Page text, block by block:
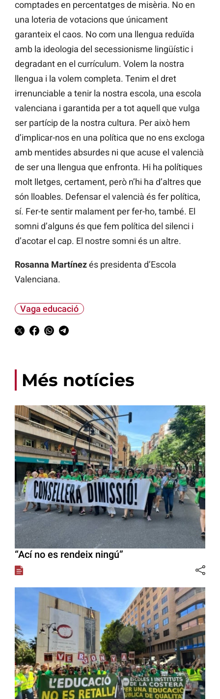
comptades en percentatges de misèria. No en
una loteria de votacions que únicament
garanteix el caos. No com una llengua reduïda
amb la ideologia del secessionisme lingüístic i
degradant en el currículum. Volem la nostra
llengua i la volem completa. Tenim el dret
irrenunciable a tenir la nostra escola, una escola
valenciana i garantida per a tot aquell que vulga
ser partícip de la nostra cultura. Per això hem
d’implicar-nos en una política que no ens excloga
amb mentides absurdes ni que acuse el valencià
de ser una llengua que enfronta. Hi ha polítiques
molt lletges, certament, però n’hi ha d’altres que
són lloables. Defensar el valencià és fer política,
sí. Fer-te sentir malament per fer-ho, també. El
somni d’alguns és que fem política del silenci i
d’acotar el cap. El nostre somni és un altre.
Rosanna Martínezés presidenta d’Escola
Valenciana.
Vaga educació
Més notícies
“Ací no es rendeix ningú”